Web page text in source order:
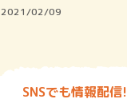
2021/02/09
SNSでも情報配信!